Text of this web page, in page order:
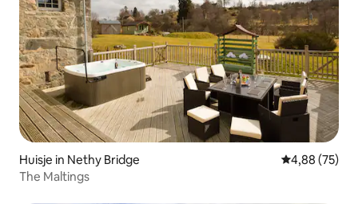
Huisje in Nethy Bridge Gemiddelde
4,88 (75)
The Maltings